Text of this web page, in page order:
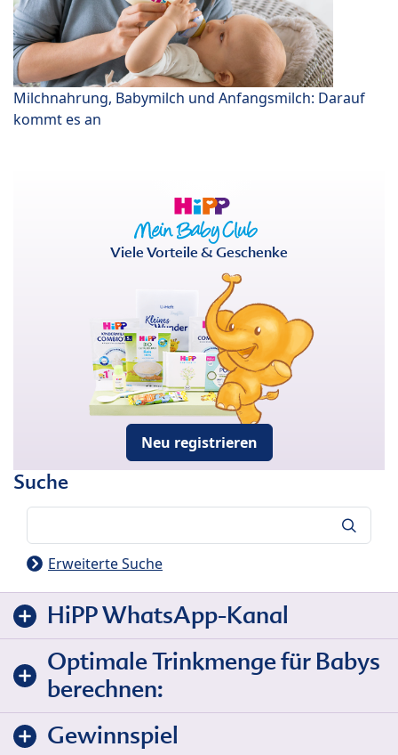
Milchnahrung, Babymilch und Anfangsmilch: Darauf
kommt es an
Viele Vorteile & Geschenke
Neu registrieren
Suche
Erweiterte Suche
HiPP WhatsApp-Kanal
Optimale Trinkmenge für Babys
berechnen:
Gewinnspiel